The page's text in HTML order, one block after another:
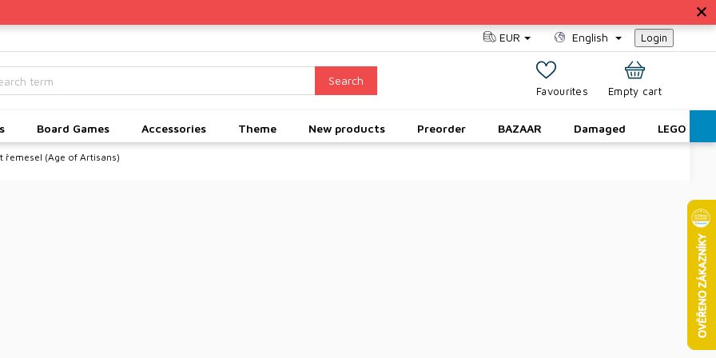
EUR English Login
Search
SHOPPING
Empty cart
Board Games Accessories Theme New products Preorder BAZAAR Damaged LEGO
řemesel (Age of Artisans)